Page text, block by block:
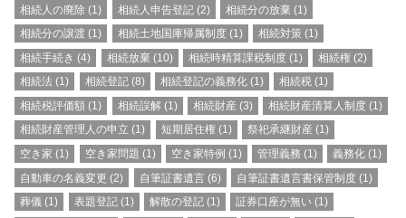
相続人の廃除 (1) 相続人申告登記(2) 相続分の放棄 (1)
相続分の譲渡 (1) 相続土地国庫帰属制度(1) 相続対策(1)
相続手続き (4) 相続放棄 (10) 相続時精算課税制度(1) 相続権 (2)
相続法 (1) 相続登記(8) 相続登記の義務化(1) 相続税 (1)
相続税評価額 (1) 相続誤解(1) 相続財産(3) 相続財産清算人制度 (1)
相続財産管理人の申立 (1) 短期居住権(1) 祭祀承継財産(1)
空き家 (1) 空き家問題 (1) 空き家特例 (1) 管理義務 (1) 義務化 (1)
自動車の名義変更 (2) 自筆証書遺言(6) 自筆証書遺言書保管制度(1)
葬儀 (1) 表題登記(1) 解散の登記(1) 証券口座が無い (1)